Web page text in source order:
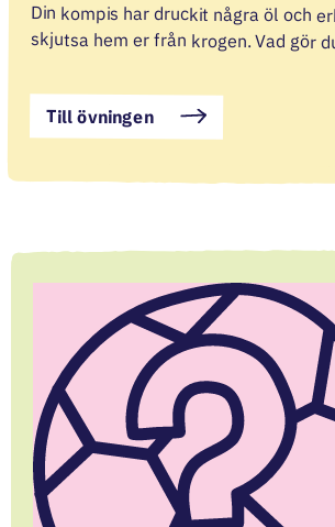
Din kompis har druckit några öl och
skjutsa hem er från krogen. Vad gör
Till övningen